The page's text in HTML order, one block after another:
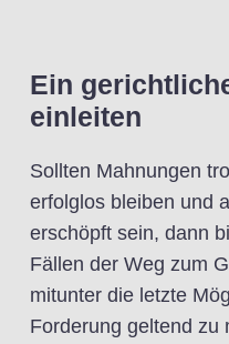
Ein
einleiten
Sollten Mahnungen
erfolglos bleiben und
erschöpft sein, dann
Fällen der Weg zum
mitunter die letzte
Forderung geltend zu